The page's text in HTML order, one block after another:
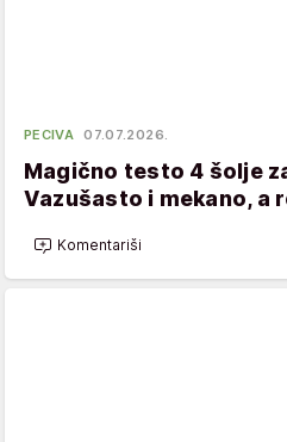
PECIVA 07.07.2026.
Magično testo 4 šolje
Vazušasto i mekano, a
Komentariši